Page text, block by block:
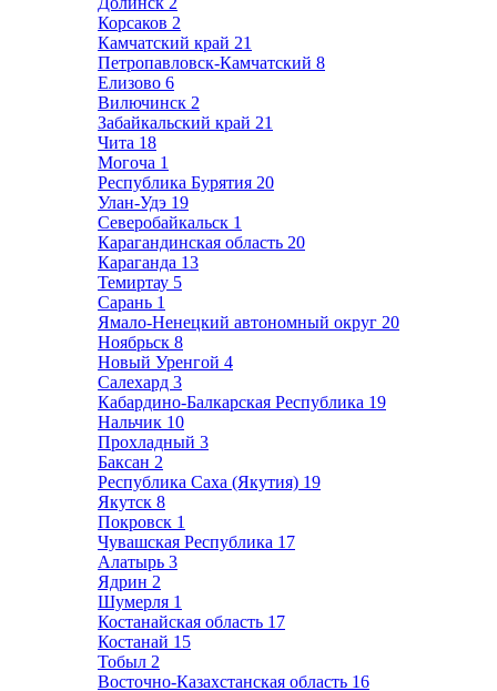
Корсаков 2
Камчатский край 21
Петропавловск-Камчатский 8
Елизово 6
Вилючинск 2
Забайкальский край 21
Чита 18
Могоча 1
Республика Бурятия 20
Улан-Удэ 19
Северобайкальск 1
Карагандинская область 20
Караганда 13
Темиртау 5
Сарань 1
Ямало-Ненецкий автономный округ 20
Ноябрьск 8
Новый Уренгой 4
Салехард 3
Кабардино-Балкарская Республика 19
Нальчик 10
Прохладный 3
Баксан 2
Республика Саха (Якутия) 19
Якутск 8
Покровск 1
Чувашская Республика 17
Алатырь 3
Ядрин 2
Шумерля 1
Костанайская область 17
Костанай 15
Тобыл 2
Восточно-Казахстанская область 16